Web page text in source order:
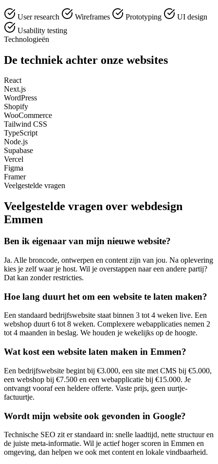
User research Wireframes Prototyping
UI design
Usability testing
Technologieën
De techniek achter onze websites
React
Next.js
WordPress
Shopify
WooCommerce
Tailwind CSS
TypeScript
Node.js
Supabase
Vercel
Figma
Framer
Veelgestelde vragen
Veelgestelde vragen over webdesign
Emmen
Ben ik eigenaar van mijn nieuwe website?
Ja. Alle broncode, ontwerpen en content zijn van jou. Na oplevering
kies je zelf waar je host. Wil je overstappen naar een andere partij?
Dat kan zonder restricties.
Hoe lang duurt het om een website te laten maken?
Een standaard bedrijfswebsite staat binnen 3 tot 4 weken live. Een
webshop duurt 6 tot 8 weken. Complexere webapplicaties nemen 2
tot 4 maanden in beslag. We houden je wekelijks op de hoogte.
Wat kost een website laten maken in Emmen?
Een bedrijfswebsite begint bij €3.000, een site met CMS bij €5.000,
een webshop bij €7.500 en een webapplicatie bij €15.000. Je
ontvangt vooraf een heldere offerte. Vaste prijs, geen uurtje-
factuurtje.
Wordt mijn website ook gevonden in Google?
Technische SEO zit er standaard in: snelle laadtijd, nette structuur en
de juiste meta-informatie. Wil je actief hoger scoren in Emmen en
omgeving, dan helpen we ook met content en lokale vindbaarheid.